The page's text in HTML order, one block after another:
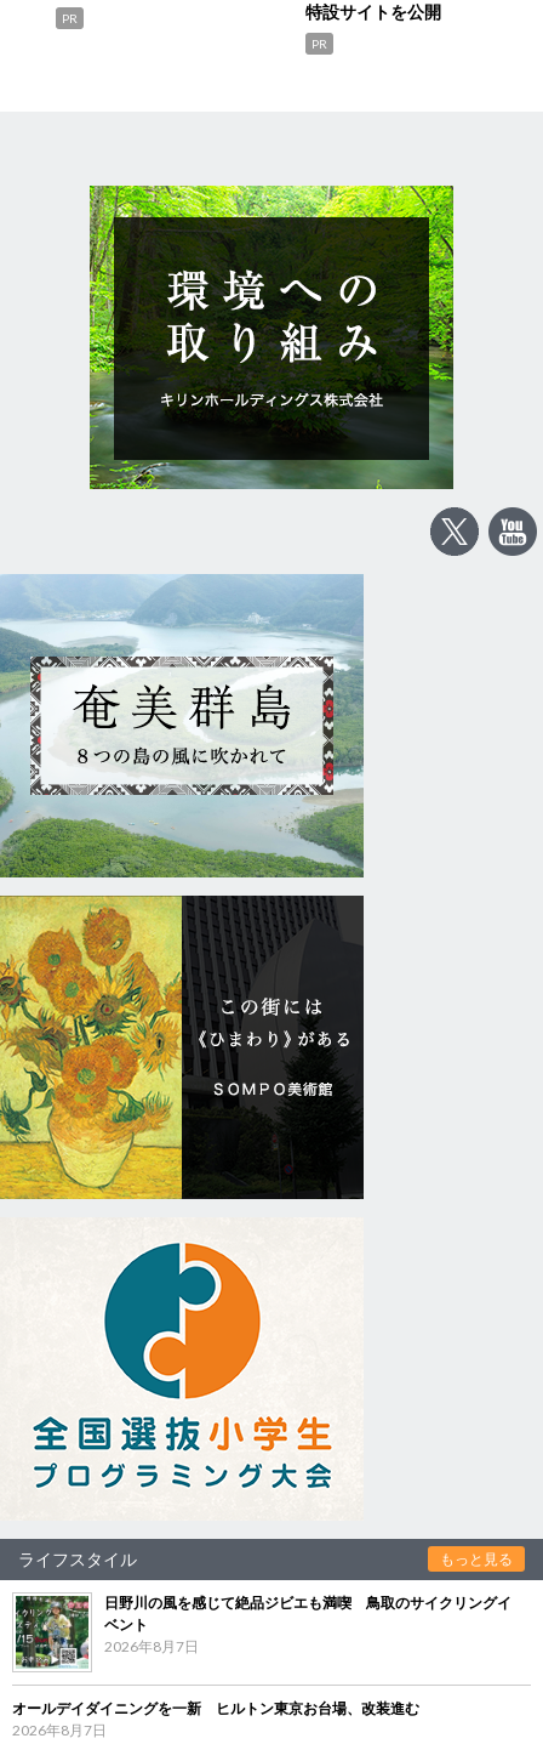
PR
特設サイトを公開
PR
ライフスタイル もっと見る
日野川の風を感じて絶品ジビエも満喫 鳥取のサイクリングイ
ベント
2026年8月7日
オールデイダイニングを一新 ヒルトン東京お台場、改装進む
2026年8月7日